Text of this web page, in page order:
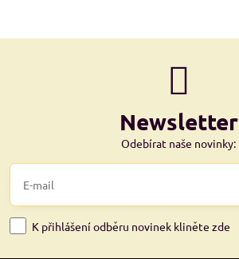
Newsletter
Odebírat naše novinky:
K přihlášení odběru novinek kliněte zde